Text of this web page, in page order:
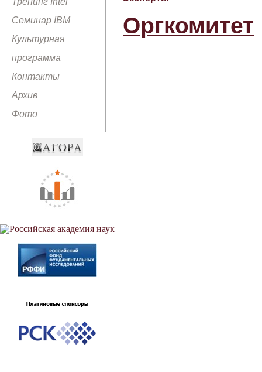
Семинар IBM
Культурная
программа
Контакты
Архив
Фото
Оргкомитет